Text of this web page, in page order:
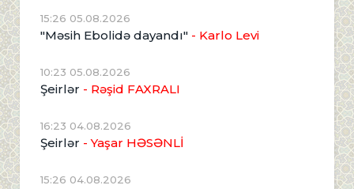
15:26 05.08.2026
"Məsih Ebolidə dayandı" - Karlo Levi
10:23 05.08.2026
Şeirlər - Rəşid FAXRALI
16:23 04.08.2026
Şeirlər - Yaşar HƏSƏNLİ
15:26 04.08.2026